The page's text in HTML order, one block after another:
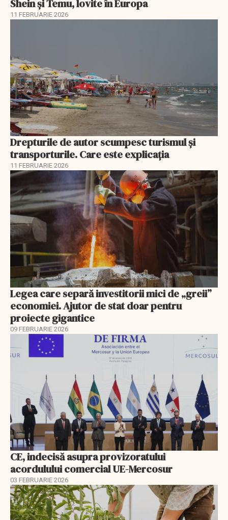
Shein și Temu, lovite în Europa
11 FEBRUARIE 2026
Drepturile de autor scumpesc turismul și
transporturile. Care este explicația
11 FEBRUARIE 2026
Legea care separă investitorii mici de „greii”
economiei. Ajutor de stat doar pentru
proiecte gigantice
09 FEBRUARIE 2026
CE, indecisă asupra provizoratului
acordulului comercial UE-Mercosur
03 FEBRUARIE 2026